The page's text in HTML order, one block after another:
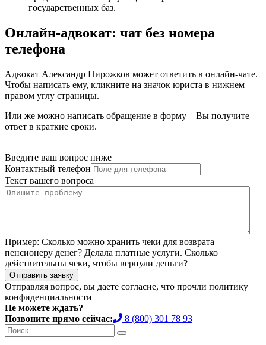
государственных баз.
Онлайн-адвокат: чат без номера
телефона
Адвокат Александр Пирожков может ответить в онлайн-чате.
Чтобы написать ему, кликните на значок юриста в нижнем
правом углу страницы.
Или же можно написать обращение в форму – Вы получите
ответ в краткие сроки.
Введите ваш вопрос ниже
Контактный телефон
Текст вашего вопроса
Пример: Сколько можно хранить чеки для возврата
пенсионеру денег? Делала платные услуги. Сколько
действительны чеки, чтобы вернули деньги?
Отправить заявку
Отправляя вопрос, вы даете согласие, что прочли политику
конфиденциальности
Не можете ждать?
Позвоните прямо сейчас:
8 (800) 301 78 93
Search
for:
Search